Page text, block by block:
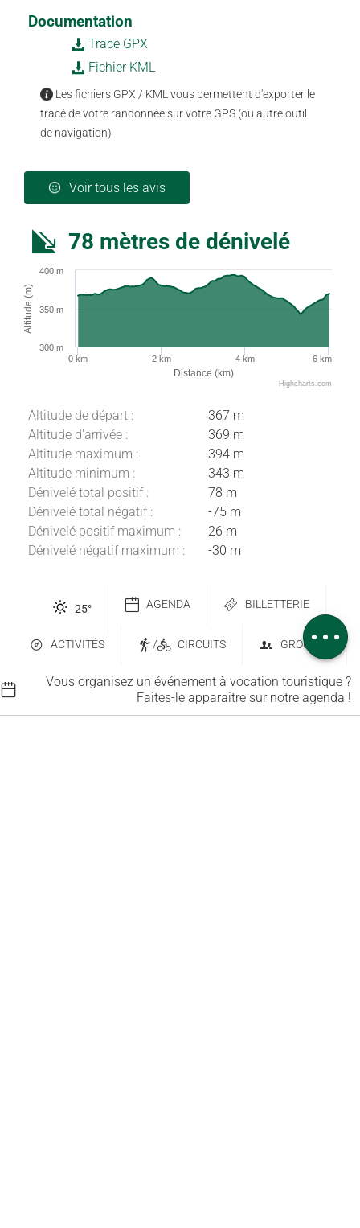
Documentation
Trace GPX
Fichier KML
Les fichiers GPX / KML vous permettent d'exporter le
tracé de votre randonnée sur votre GPS (ou autre outil
de navigation)
Voir tous les avis
78 mètres de dénivelé
Distance (km)
Altitude (m)
0 km 2 km 4 km 6 km
350 m
400 m
300 m
Highcharts.com
Altitude de départ :
367 m
Altitude d'arrivée :
369 m
Altitude maximum :
394 m
Altitude minimum :
343 m
Dénivelé total positif :
78 m
Dénivelé total négatif :
-75 m
Dénivelé positif maximum :
26 m
Dénivelé négatif maximum :
-30 m
25° AGENDA BILLETTERIE
ACTIVITÉS / CIRCUITS GROUPES
Vous organisez un événement à vocation touristique ?
Faites-le apparaitre sur notre agenda !